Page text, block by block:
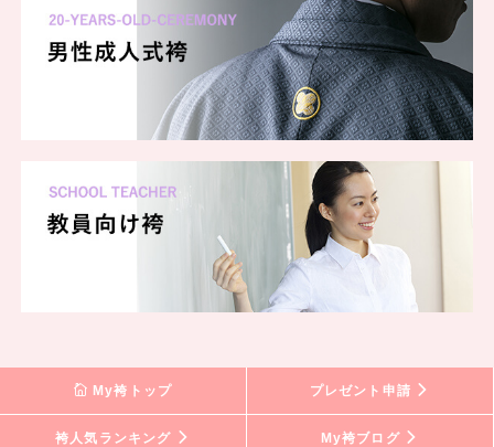
My袴トップ プレゼント申請
袴人気ランキング My袴ブログ